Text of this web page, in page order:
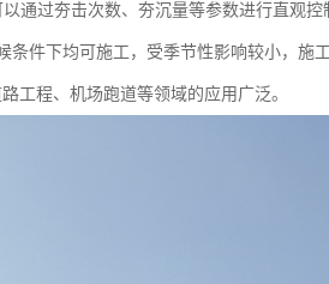
通过夯击次数、夯沉量等参数进行直观控
条件下均可施工，受季节性影响较小，施
工程、机场跑道等领域的应用广泛。